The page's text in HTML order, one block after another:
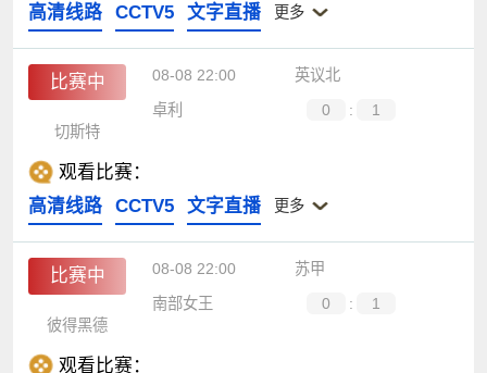
高清线路
CCTV5 文字直播 更多
比赛中 08-08 22:00
英议北
卓利
0 :
1
切斯特
观看比赛：
高清线路
CCTV5 文字直播 更多
比赛中 08-08 22:00
苏甲
南部女王
0 :
1